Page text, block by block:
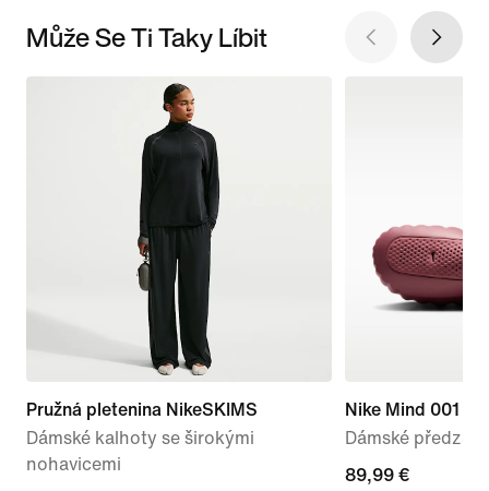
Může Se Ti Taky Líbit
Pružná pletenina NikeSKIMS
Dámské kalhoty se širokými
nohavicemi
Nike Mind 001
Dámské
89,99 €
89,99 €